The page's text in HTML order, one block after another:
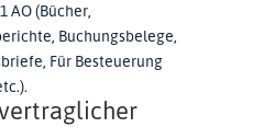
AO (Bücher,
Buchungsbelege,
Für Besteuerung